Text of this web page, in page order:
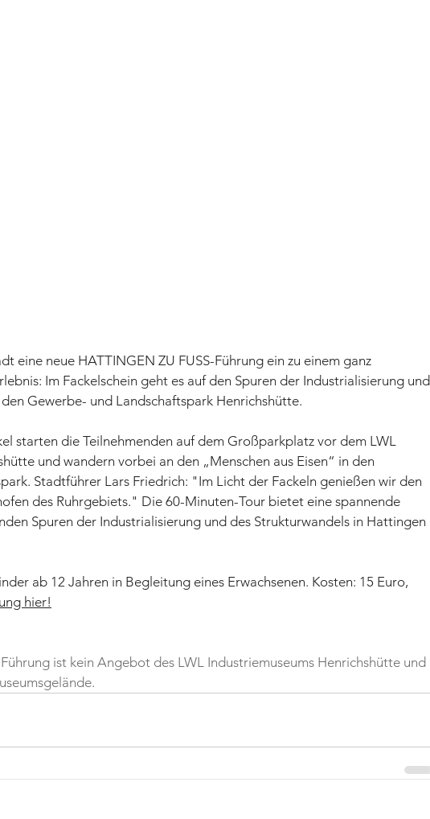
eine neue HATTINGEN ZU FUSS-Führung ein zu einem ganz
Im Fackelschein geht es auf den Spuren der Industrialisierung und
Gewerbe- und Landschaftspark Henrichshütte.
starten die Teilnehmenden auf dem Großparkplatz vor dem LWL
und wandern vorbei an den „Menschen aus Eisen“ in den
Stadtführer Lars Friedrich: "Im Licht der Fackeln genießen wir den
des Ruhrgebiets." Die 60-Minuten-Tour bietet eine spannende
Spuren der Industrialisierung und des Strukturwandels in Hattingen
ab 12 Jahren in Begleitung eines Erwachsenen. Kosten: 15 Euro,
hier!
ist kein Angebot des LWL Industriemuseums Henrichshütte und